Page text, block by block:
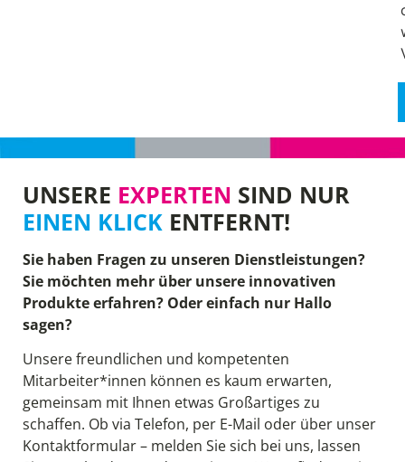
UNSERE EXPERTEN SIND NUR
EINEN KLICK ENTFERNT!
Sie haben Fragen zu unseren Dienstleistungen?
Sie möchten mehr über unsere innovativen
Produkte erfahren? Oder einfach nur Hallo
sagen?
Unsere freundlichen und kompetenten
Mitarbeiter*innen können es kaum erwarten,
gemeinsam mit Ihnen etwas Großartiges zu
schaffen. Ob via Telefon, per E-Mail oder über unser
Kontaktformular – melden Sie sich bei uns, lassen